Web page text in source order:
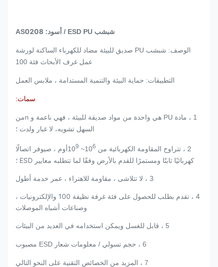
شبشب ESD PU / أسود: AS 0208
الوصف: شبشب PU صديق للبيئة مضاد للكهرباء الساكنة لورشة
عمل غرف الأبحاث فئة 100
التطبيقات: حماية البيئة والتنمية المستدامة ، ملابس العمل
سمات:
1 ، مادة PU هي واحدة من مواد صديقة للبيئة ، فهي ناعمة و n
من
السهل تشويه، لا غبار ولدت ؛
2 ، تتراوح المقاومة الكهربائية من 10 6
~ 10
9 أوم ، صيوفر اتصالًا
كهربائيًا ثابتًا ومستمرًا للقدم بالأرض وفقًا لما تتطلبه معايير ESD ؛
3 ، لا تتلاشى ، مقاومة للاهتراء ، عمر خدمة أطول
4 ، تقدم بطلب للحصول على فئة غرفة نظيفة 100 والإلكترونيات ،
وصناعات أشباه الموصلات
5 ، قابل للغسل ويمكن استخدامه في العديد من البيئات
6 ، حجم تسولي / معلومات شعار ESD مصبوب
7 ، المزيد من الخصائص التقنية على النحو التالي